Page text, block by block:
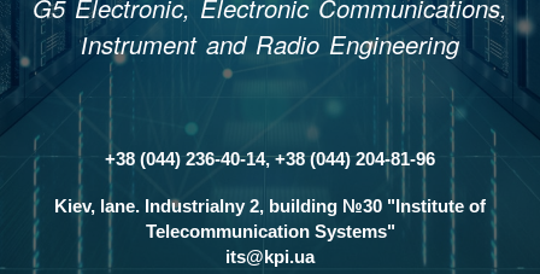
G5 Electronic, Electronic Communications,
Іnstrument and Radio Engineering
Контакти
+38 (044) 236-40-14, +38 (044) 204-81-96
Kiev, lane. Industrialny 2, building №30 "Institute of
Telecommunication Systems"
its@kpi.ua